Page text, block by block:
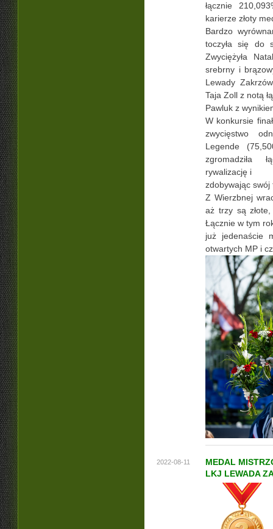
łącznie
karierze złoty
Bardzo
toczyła się do
Zwyciężyła
srebrny i
Lewady
Taja Zoll z notą
Pawluk z
W konkursie
zwycięstwo
Legende
zgromadziła
rywalizację i
zdobywając swój
Z Wierzbnej
aż trzy są
Łącznie w tym
już jedenaście
otwartych MP i
2022-08-11
MEDAL
LKJ LEWADA